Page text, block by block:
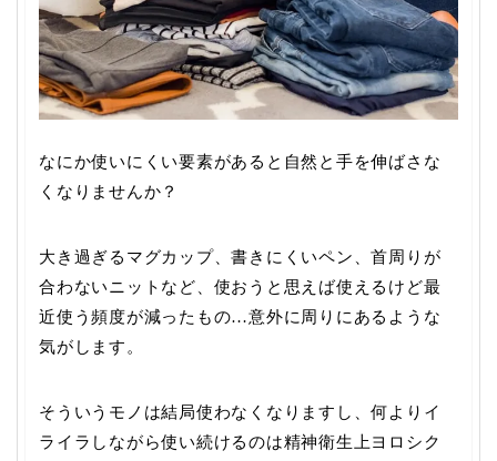
なにか使いにくい要素があると自然と手を伸ばさな
くなりませんか？
大き過ぎるマグカップ、書きにくいペン、首周りが
合わないニットなど、使おうと思えば使えるけど最
近使う頻度が減ったもの…意外に周りにあるような
気がします。
そういうモノは結局使わなくなりますし、何よりイ
ライラしながら使い続けるのは精神衛生上ヨロシク